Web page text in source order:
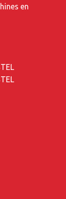
en